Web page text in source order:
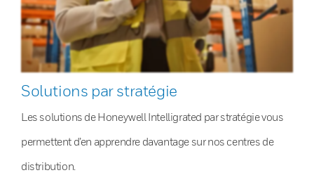
Solutions par stratégie
Les solutions de Honeywell Intelligrated par stratégie vous
permettent d’en apprendre davantage sur nos centres de
distribution.